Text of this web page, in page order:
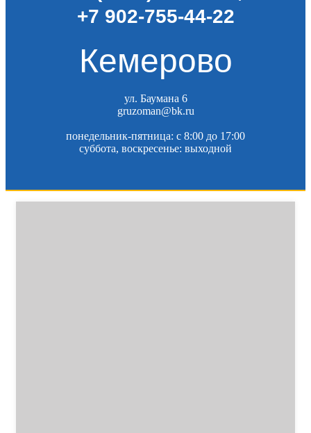
+7 902-755-44-22
Кемерово
ул. Баумана 6
gruzoman@bk.ru
понедельник-пятница: c 8:00 до 17:00
суббота, воскресенье: выходной